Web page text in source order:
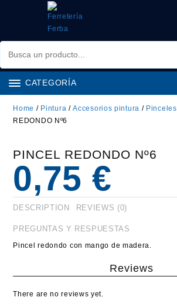
CATEGORÍA
Home / Pintura /Accesorios pintura / Pinceles
REDONDO Nº6
PINCEL REDONDO Nº6
0,75 €
DESCRIPTION REVIEWS (0)
PREGUNTAS Y RESPUESTAS
Pincel redondo con mango de madera.
Reviews
There are no reviews yet.